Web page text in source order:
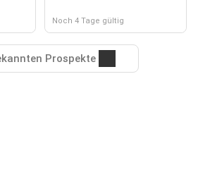
Noch 4 Tage gültig
Prospekte